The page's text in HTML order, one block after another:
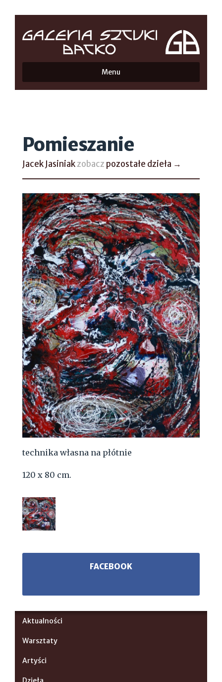
Menu
Pomieszanie
Jacek Jasiniakzobacz pozostałe dzieła →
technika własna na płótnie
120 x 80 cm.
FACEBOOK
Aktualności
Warsztaty
Artyści